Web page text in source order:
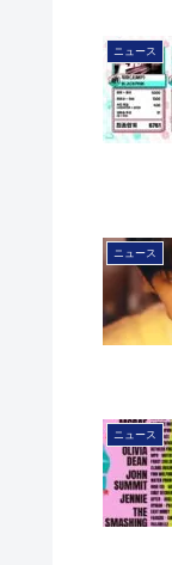
ニュース
ニュース
ニュース